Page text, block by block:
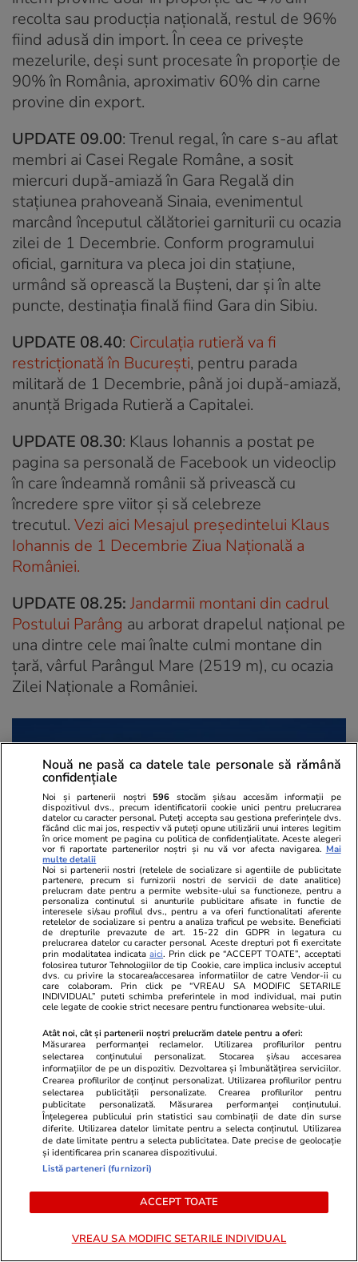
recolta sau producţia naţională, restul de 96%
fiind adusă din import. În ceea ce privește
mezelurile, deși sunt procesate în proporție de
90% în România, aproximativ 60% din carne
provine din export.
UPDATE 09.00: Trenul regal, în care s-au aflat
membri ai Casei Regale Române, a sosit
miercuri după-amiază în Gara Regală din
stațiunea prahoveană Sinaia, evenimentul
marcând începutul călătoriei garniturii cu ocazia
zilei de 1 Decembrie. Conform programului
oficial, garnitura va pleca joi din stațiune,
urmând să oprească la Bușteni, dar și în alte
puncte, destinația finală fiind Gara din Sibiu.
UPDATE 08.40: Circulaţia rutieră va fi
restricţionată în Bucureşti, pentru parada
militară de 1 Decembrie, până joi după-amiază,
anunţă Brigada Rutieră a Capitalei.
UPDATE 08.30: Klaus Iohannis a postat pe
pagina sa personală de Facebook un videoclip
în care îndeamnă românii să privească cu
încredere spre viitor și să celebreze
trecutul. Vezi aici Mesajul președintelui Klaus
Iohannis de 1 Decembrie Ziua Națională a
României.
UPDATE 08.25: Jandarmii montani din cadrul
Postului Parâng au arborat drapelul naţional pe
una dintre cele mai înalte culmi montane din
ţară, vârful Parângul Mare (2519 m), cu ocazia
Zilei Naţionale a României.
UPDATE 8.15: Diplomaţii maghiari au primit
interdicţie să participe la recepţiile organizate
de ambasadele României cu ocazia Zilei
Naţionale. Potrivit unui săptămânal ungar,
dispoziţia a venit direct de la ministrul de
externe, Peter Szijjarto.
UPDATE 7.55: Liderii PSD, în frunte cu Liviu
Dragnea, vor veni la paradă şi vor asista la
ceremonii din mulţime. Potrivit unor surse
însă, au apărut informaţii legate de posibilitatea
ca PSD și ALDE să organizeze proteste la
ceremoniile organizate cu ocazia Zilei Naţionale.
Mai întâi, vor participa nu doar militari români, ci
aliate. Astfel, pe lâncă cei 3.000 de militari şi
Nouă ne pasă ca datele tale personale să rămână
confidențiale
Noi și partenerii noștri 596 stocăm și/sau accesăm informații pe
dispozitivul dvs., precum identificatorii cookie unici pentru prelucrarea
datelor cu caracter personal. Puteți accepta sau gestiona preferințele dvs.
făcând clic mai jos, respectiv vă puteți opune utilizării unui interes legitim
în orice moment pe pagina cu politica de confidențialitate. Aceste alegeri
vor fi raportate partenerilor noștri și nu vă vor afecta navigarea. Mai
multe detalii
Noi si partenerii nostri (retelele de socializare si agentiile de publicitate
partenere, precum si furnizorii nostri de servicii de date analitice)
prelucram date pentru a permite website-ului sa functioneze, pentru a
personaliza continutul si anunturile publicitare afisate in functie de
interesele si/sau profilul dvs., pentru a va oferi functionalitati aferente
retelelor de socializare si pentru a analiza traficul pe website. Beneficiati
de drepturile prevazute de art. 15-22 din GDPR in legatura cu
prelucrarea datelor cu caracter personal. Aceste drepturi pot fi exercitate
prin modalitatea indicataaici. Prin click pe “ACCEPT TOATE”, acceptati
folosirea tuturor Tehnologiilor de tip Cookie, care implica inclusiv acceptul
dvs. cu privire la stocarea/accesarea informatiilor de catre Vendor-ii cu
care colaboram. Prin click pe “VREAU SA MODIFIC SETARILE
INDIVIDUAL” puteti schimba preferintele in mod individual, mai putin
cele legate de cookie strict necesare pentru functionarea website-ului.
Atât noi, cât și partenerii noștri prelucrăm datele pentru a oferi:
Măsurarea performanței reclamelor. Utilizarea profilurilor pentru
selectarea conținutului personalizat. Stocarea și/sau accesarea
informațiilor de pe un dispozitiv. Dezvoltarea și îmbunătățirea serviciilor.
Crearea profilurilor de conținut personalizat. Utilizarea profilurilor pentru
selectarea publicității personalizate. Crearea profilurilor pentru
publicitate personalizată. Măsurarea performanței conținutului.
Înțelegerea publicului prin statistici sau combinații de date din surse
diferite. Utilizarea datelor limitate pentru a selecta conținutul. Utilizarea
de date limitate pentru a selecta publicitatea. Date precise de geolocație
și identificarea prin scanarea dispozitivului.
Listă parteneri (furnizori)
ACCEPT TOATE
VREAU SA MODIFIC SETARILE INDIVIDUAL